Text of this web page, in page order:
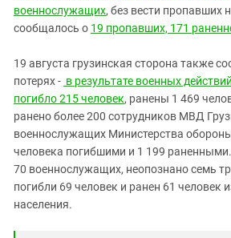
военнослужащих, без вести пропавших
сообщалось о 19 пропавших, 171
19 августа грузинская сторона также
потерях - в результате военных
погибло 215 человек, ранены 1 469
ранено более 200 сотрудников МВД
военнослужащих Министерства
человека погибшими и 1 199
70 военнослужащих, неопознано семь
погибли 69 человек и ранен 61 человек
населения.